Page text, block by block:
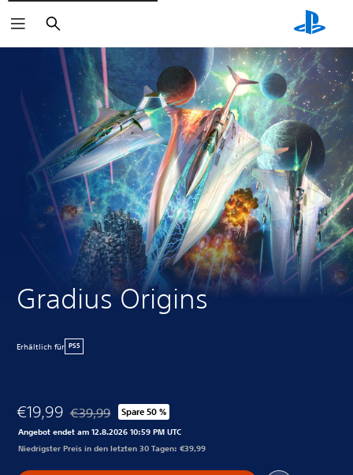
Suchen
Gradius Origins
Erhältlich für PS5
€19,99 Preisnachlass gegenüber dem Originalpreis von
€39,99 Spare 50 %
Angebot endet am 12.8.2026 10:59 PM UTC
Niedrigster Preis in den letzten 30 Tagen: €39,99